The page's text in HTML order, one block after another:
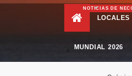
LOCALES
NOTICIAS DE
MUNDIAL 2026